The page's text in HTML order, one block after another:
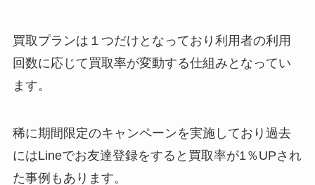
買取プランは１つだけとなっており利用者の利用
回数に応じて買取率が変動する仕組みとなってい
ます。
稀に期間限定のキャンペーンを実施しており過去
にはLineでお友達登録をすると買取率が1％UPされ
た事例もあります。